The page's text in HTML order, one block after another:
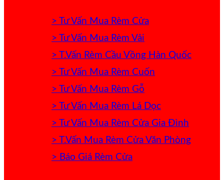
> Tư Vấn Mua Rèm Cửa
> Tư Vấn Mua Rèm Vải
> T.Vấn Rèm Cầu Vồng Hàn Quốc
> Tư Vấn Mua Rèm Cuốn
> Tư Vấn Mua Rèm Gỗ
> Tư Vấn Mua Rèm Lá Dọc
> Tư Vấn Mua Rèm Cửa Gia Đình
> T.Vấn Mua Rèm Cửa Văn Phòng
> Báo Giá Rèm Cửa